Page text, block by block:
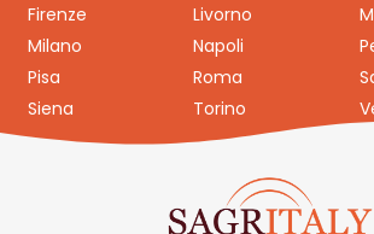
Firenze
Livorno
Milano
Napoli
Pisa
Roma
Siena
Torino